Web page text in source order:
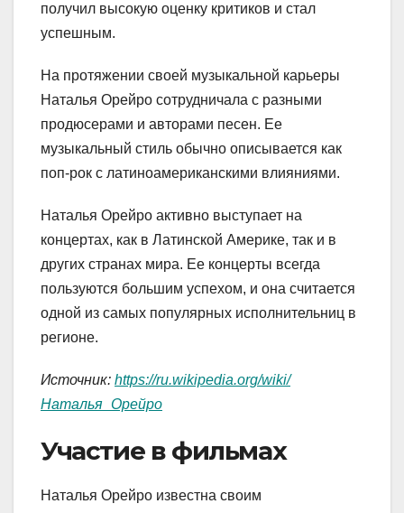
получил высокую оценку критиков и стал
успешным.
На протяжении своей музыкальной карьеры
Наталья Орейро сотрудничала с разными
продюсерами и авторами песен. Ее
музыкальный стиль обычно описывается как
поп-рок с латиноамериканскими влияниями.
Наталья Орейро активно выступает на
концертах, как в Латинской Америке, так и в
других странах мира. Ее концерты всегда
пользуются большим успехом, и она считается
одной из самых популярных исполнительниц в
регионе.
Источник: https://ru.wikipedia.org/wiki/
Наталья_Орейро
Участие в фильмах
Наталья Орейро известна своим